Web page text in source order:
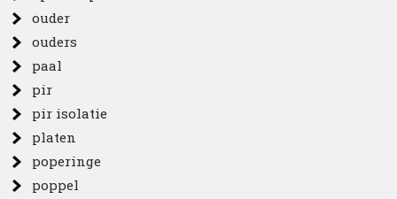
ouder
ouders
paal
pir
pir isolatie
platen
poperinge
poppel